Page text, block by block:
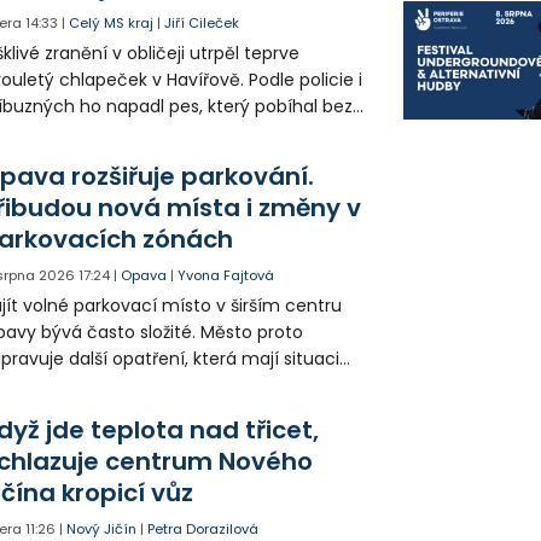
14:33 | Celý MS kraj |Jiří Cileček
zranění v obličeji utrpěl teprve
chlapeček v Havířově. Podle policie i
ho napadl pes, který pobíhal bez
psa hledá.
rozšiřuje parkování.
nová místa i změny v
zónách
2026 17:24 | Opava |Yvona Fajtová
volné parkovací místo v širším centru
bývá často složité. Město proto
další opatření, která mají situaci
řidiče v parkovacích zónách.
jde teplota nad třicet,
centrum Nového
kropicí vůz
11:26 |Nový Jičín |Petra Dorazilová